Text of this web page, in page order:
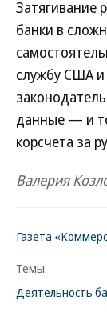
Затягивание
банки в
службу США и
данные — и
корсчета за
Валерия
Газета
Темы:
Деятельность